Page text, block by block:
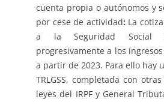
cuenta propia o autónomos y
por cese de actividad: La
a la Seguridad Social
progresivamente a los
a partir de 2023. Para ello hay
TRLGSS, completada con
leyes del IRPF y General